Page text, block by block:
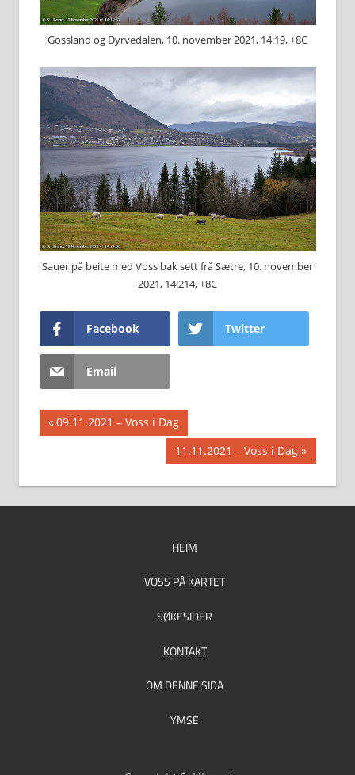
Gossland og Dyrvedalen, 10. november 2021, 14:19, +8C
Sauer på beite med Voss bak sett frå Sætre, 10. november
2021, 14:214, +8C
Facebook Twitter
Email
Innleggsnavigasjon
Previous
Post:
09.11.2021 – Voss i Dag
Next
Post:
11.11.2021 – Voss i Dag
HEIM
VOSS PÅ KARTET
SØKESIDER
KONTAKT
OM DENNE SIDA
YMSE